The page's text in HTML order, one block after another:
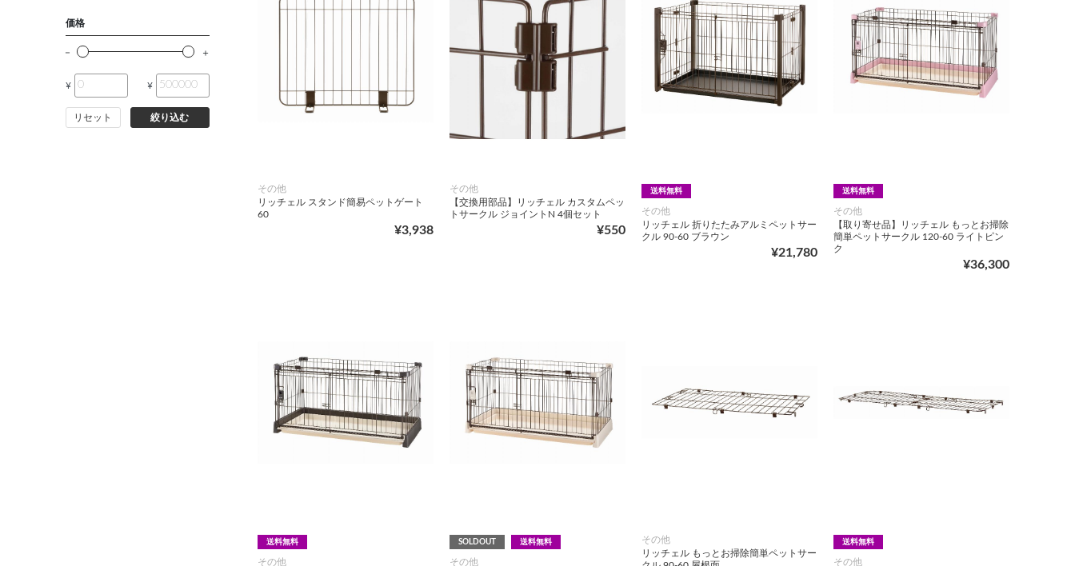
その他ペット用品
小動物・鳥フード
価格
¥ ¥
リセット 絞り込む
その他
リッチェル スタンド簡易ペットゲート
60
¥3,938
その他
【交換用部品】リッチェル カスタムペッ
トサークル ジョイントN 4個セット
¥550
送料無料
その他
リッチェル 折りたたみアルミペットサー
クル 90-60 ブラウン
¥21,780
送料無料
その他
【取り寄せ品】リッチェル もっとお掃除
簡単ペットサークル 120-60 ライトピン
ク
¥36,300
送料無料
その他
SOLDOUT 送料無料
その他
その他
リッチェル もっとお掃除簡単ペットサー
送料無料
その他